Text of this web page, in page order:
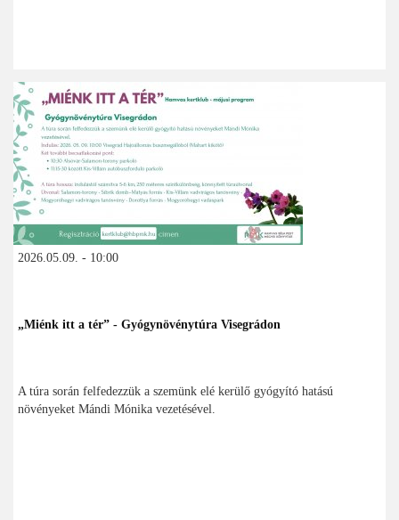
2026.05.09. - 10:00
„Miénk itt a tér” - Gyógynövénytúra Visegrádon
A túra során felfedezzük a szemünk elé kerülő gyógyító hatású
növényeket Mándi Mónika vezetésével.